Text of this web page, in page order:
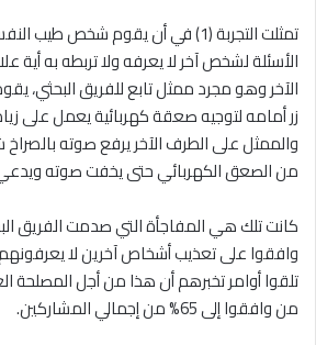
تمثلت التجربة (1) في أن يقوم شخص
الأسئلة لشخص آخر لا يعرفه ولا تربطه به أية
الآخر وهو مجرد ممثل تابع للفريق البحثي،
زر أمامه لتوجيه صعقة كهربائية يعمل على
والممثل على الطرف الآخر يرفع صوته بالصراخ
من الصعق الكهربائي حتى يخفت صوته
كانت تلك هي المفاجأة التي صدمت الفريق
وافقوا على تعذيب أشخاص آخرين لا
تلقوا أوامر تخبرهم أن هذا من أجل المصلحة
من وافقوا إلى 65% من إجمالي المشاركين.